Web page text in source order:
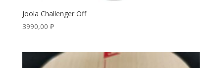
Joola Challenger Off
3990,00 ₽